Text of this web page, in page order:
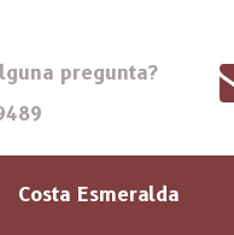
pregunta?
Costa Esmeralda